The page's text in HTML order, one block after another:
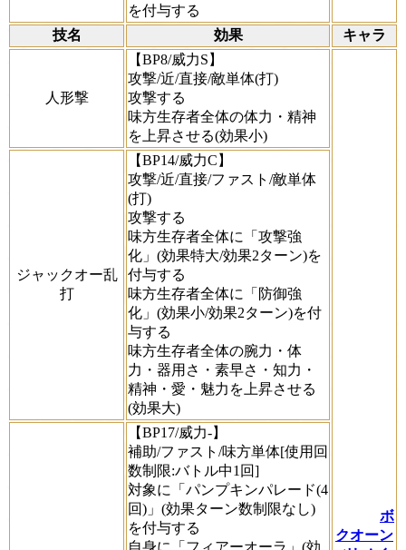
を付与する
技名
効果 キャラ
人形撃
【BP8/威力S】
攻撃/近/直接/敵単体(打)
攻撃する
味方生存者全体の体力・精神
を上昇させる(効果小)
ボ
クオーン
ジャックオー乱
打
【BP14/威力C】
攻撃/近/直接/ファスト/敵単体
(打)
攻撃する
味方生存者全体に「攻撃強
化」(効果特大/効果2ターン)を
付与する
味方生存者全体に「防御強
化」(効果小/効果2ターン)を付
与する
味方生存者全体の腕力・体
力・器用さ・素早さ・知力・
精神・愛・魅力を上昇させる
(効果大)
【BP17/威力-】
補助/ファスト/味方単体[使用回
数制限:バトル中1回]
対象に「パンプキンパレード(4
回)」(効果ターン数制限なし)
を付与する
自身に「フィアーオーラ」(効